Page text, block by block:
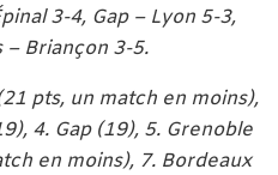
3-4, Gap – Lyon 5-3,
Briançon 3-5.
pts, un match en moins),
4. Gap (19), 5. Grenoble
en moins), 7. Bordeaux